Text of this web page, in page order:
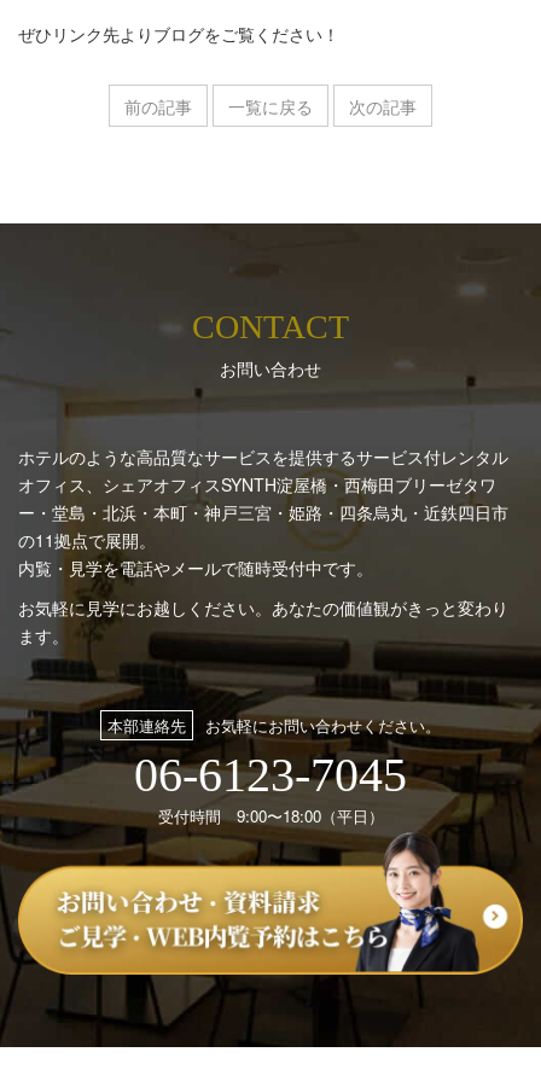
ぜひリンク先よりブログをご覧ください！
前の記事 一覧に戻る 次の記事
CONTACT
お問い合わせ
ホテルのような高品質なサービスを提供するサービス付レンタル
オフィス、シェアオフィスSYNTH淀屋橋・西梅田ブリーゼタワ
ー・堂島・北浜・本町・神戸三宮・姫路・四条烏丸・近鉄四日市
の11拠点で展開。
内覧・見学を電話やメールで随時受付中です。
お気軽に見学にお越しください。あなたの価値観がきっと変わり
ます。
本部連絡先 お気軽にお問い合わせください。
06-6123-7045
受付時間 9:00〜18:00（平日）